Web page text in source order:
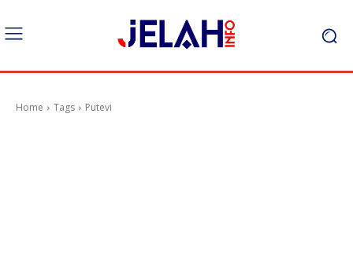
Home Tags Putevi